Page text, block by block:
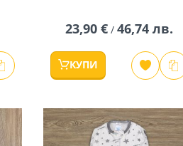
23,90 €/ 46,74 лв.
КУПИ